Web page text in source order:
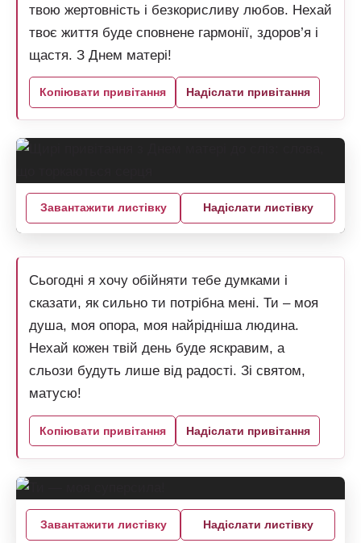
твою жертовність і безкорисливу любов. Нехай
твоє життя буде сповнене гармонії, здоров’я і
щастя. З Днем матері!
Копіювати привітання Надіслати привітання
Завантажити листівку Надіслати листівку
Сьогодні я хочу обійняти тебе думками і
сказати, як сильно ти потрібна мені. Ти – моя
душа, моя опора, моя найрідніша людина.
Нехай кожен твій день буде яскравим, а
сльози будуть лише від радості. Зі святом,
матусю!
Копіювати привітання Надіслати привітання
Завантажити листівку Надіслати листівку